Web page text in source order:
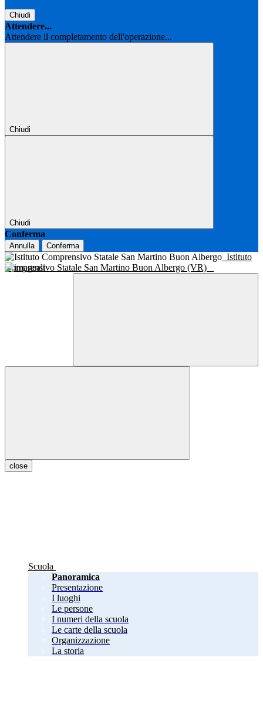
Chiudi
Attendere...
Attendere il completamento dell'operazione...
Chiudi
Chiudi
Conferma
Annulla Conferma
Istituto
Comprensivo Statale San Martino Buon Albergo (VR)
close
Scuola
Panoramica
Presentazione
I luoghi
Le persone
I numeri della scuola
Le carte della scuola
Organizzazione
La storia